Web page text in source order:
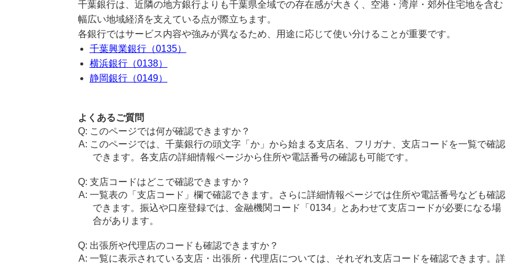
千葉銀行は、近隣の地方銀行よりも千葉県全域での存在感が大きく、空港・湾岸・郊外住宅地を含む
幅広い地域経済を支えている点が際立ちます。
各銀行ではサービス内容や強みが異なるため、用途に応じて使い分けることが重要です。
千葉興業銀行（0135）
横浜銀行（0138）
静岡銀行（0149）
よくあるご質問
このページでは何が確認できますか？
このページでは、千葉銀行の頭文字「か」から始まる支店名、フリガナ、支店コードを一覧で確認
できます。各支店の詳細情報ページから住所や電話番号の確認も可能です。
支店コードはどこで確認できますか？
一覧表の「支店コード」欄で確認できます。さらに詳細情報ページでは住所や電話番号なども確認
できます。振込や口座登録では、金融機関コード「0134」とあわせて支店コードが必要になる場
合があります。
出張所や代理店のコードも確認できますか？
一覧に表示されている支店・出張所・代理店については、それぞれ支店コードを確認できます。詳